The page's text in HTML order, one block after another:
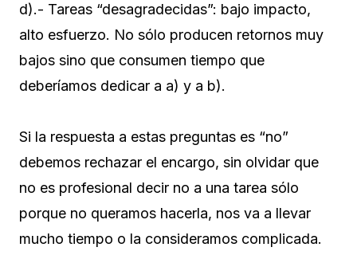
d).- Tareas “desagradecidas”: bajo impacto,
alto esfuerzo. No sólo producen retornos muy
bajos sino que consumen tiempo que
deberíamos dedicar a a) y a b).
Si la respuesta a estas preguntas es “no”
debemos rechazar el encargo, sin olvidar que
no es profesional decir no a una tarea sólo
porque no queramos hacerla, nos va a llevar
mucho tiempo o la consideramos complicada.